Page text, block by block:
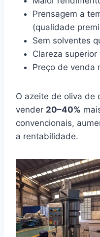
Prensagem a
(qualidade
Sem solventes
Clareza superior
Preço de venda
O azeite de oliva de
vender 20–40%
convencionais,
a rentabilidade.